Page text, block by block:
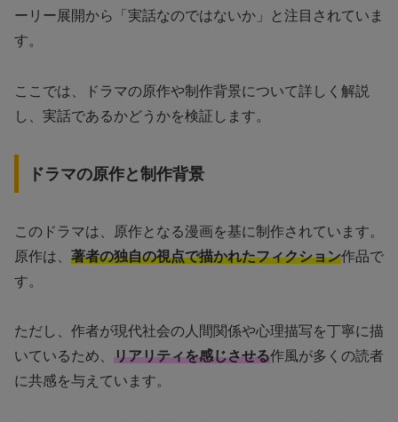
ーリー展開から「実話なのではないか」と注目されていま
す。
ここでは、ドラマの原作や制作背景について詳しく解説
し、実話であるかどうかを検証します。
ドラマの原作と制作背景
このドラマは、原作となる漫画を基に制作されています。
原作は、 著者の独自の視点で描かれたフィクション作品で
す。
ただし、作者が現代社会の人間関係や心理描写を丁寧に描
いているため、 リアリティを感じさせる作風が多くの読者
に共感を与えています。